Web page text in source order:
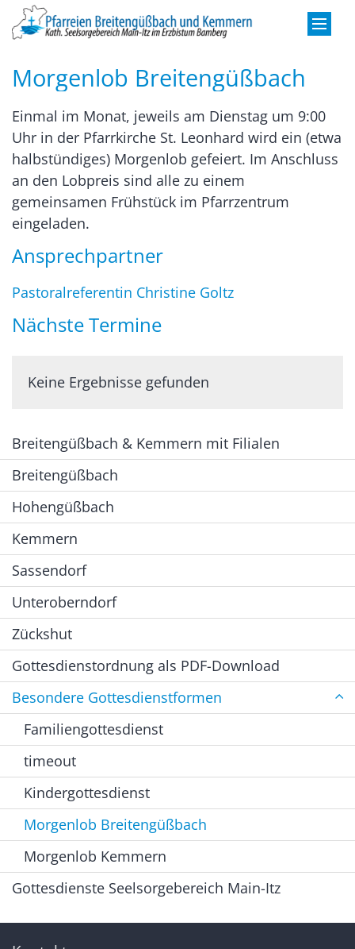
Zum Inhalt springen
Morgenlob Breitengüßbach
Einmal im Monat, jeweils am Dienstag um 9:00
Uhr in der Pfarrkirche St. Leonhard wird ein (etwa
halbstündiges) Morgenlob gefeiert. Im Anschluss
an den Lobpreis sind alle zu einem
gemeinsamen Frühstück im Pfarrzentrum
eingeladen.
Ansprechpartner
Pastoralreferentin Christine Goltz
Nächste Termine
Keine Ergebnisse gefunden
Breitengüßbach & Kemmern mit Filialen
Breitengüßbach
Hohengüßbach
Kemmern
Sassendorf
Unteroberndorf
Zückshut
Gottesdienstordnung als PDF-Download
Besondere Gottesdienstformen
Familiengottesdienst
timeout
Kindergottesdienst
Morgenlob Breitengüßbach
Morgenlob Kemmern
Gottesdienste Seelsorgebereich Main-Itz